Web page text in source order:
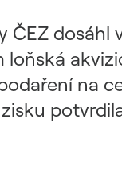
ČEZ
na